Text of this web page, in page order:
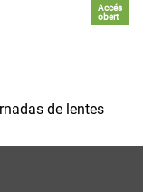
Accés
obert
de lentes